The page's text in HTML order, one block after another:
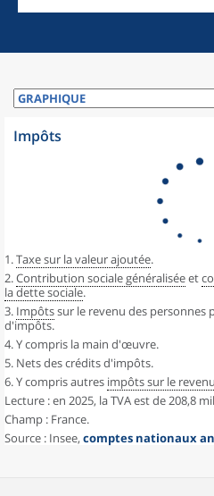
Impôts
1.Taxe sur la valeur ajoutée.
2.Contribution sociale généraliséeet
la dette sociale.
3. Impôtssur le revenu des personnes
d'impôts.
4. Y compris la main d'œuvre.
5. Nets des crédits d'impôts.
6. Y compris autres impôts sur le revenu
Lecture : en 2025, la TVA est de 208,8
Champ : France.
Source : Insee, comptes nationaux